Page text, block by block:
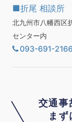
■折尾 相談所
北九州市八幡西
センター内
093-691-2166
交通事
まず